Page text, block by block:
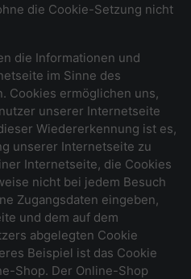
die Cookie-Setzung nicht
die Informationen und
im Sinne des
Cookies ermöglichen uns,
unserer Internetseite
Wiedererkennung ist es,
unserer Internetseite zu
Internetseite, die Cookies
nicht bei jedem Besuch
Zugangsdaten eingeben,
und dem auf dem
abgelegten Cookie
Beispiel ist das Cookie
Shop. Der Online-Shop